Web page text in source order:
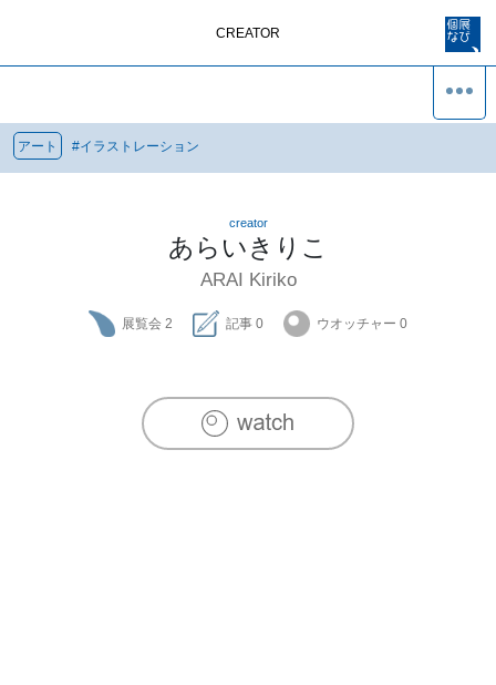
CREATOR
アート #イラストレーション
creator
あらいきりこ
ARAI Kiriko
展覧会 2 記事 0 ウオッチャー 0